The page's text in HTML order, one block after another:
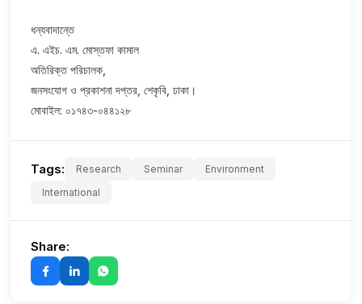
ধন্যবাদান্তে
এ. এইচ. এম. মোস্তফা কামাল
অতিরিক্ত পরিচালক,
জনসংযোগ ও প্রকাশনা দপ্তর, শেকৃবি, ঢাকা।
মোবাইল: ০১৭৪৩-০৪৪১২৮
Tags: Research Seminar
Environment
International
Share: